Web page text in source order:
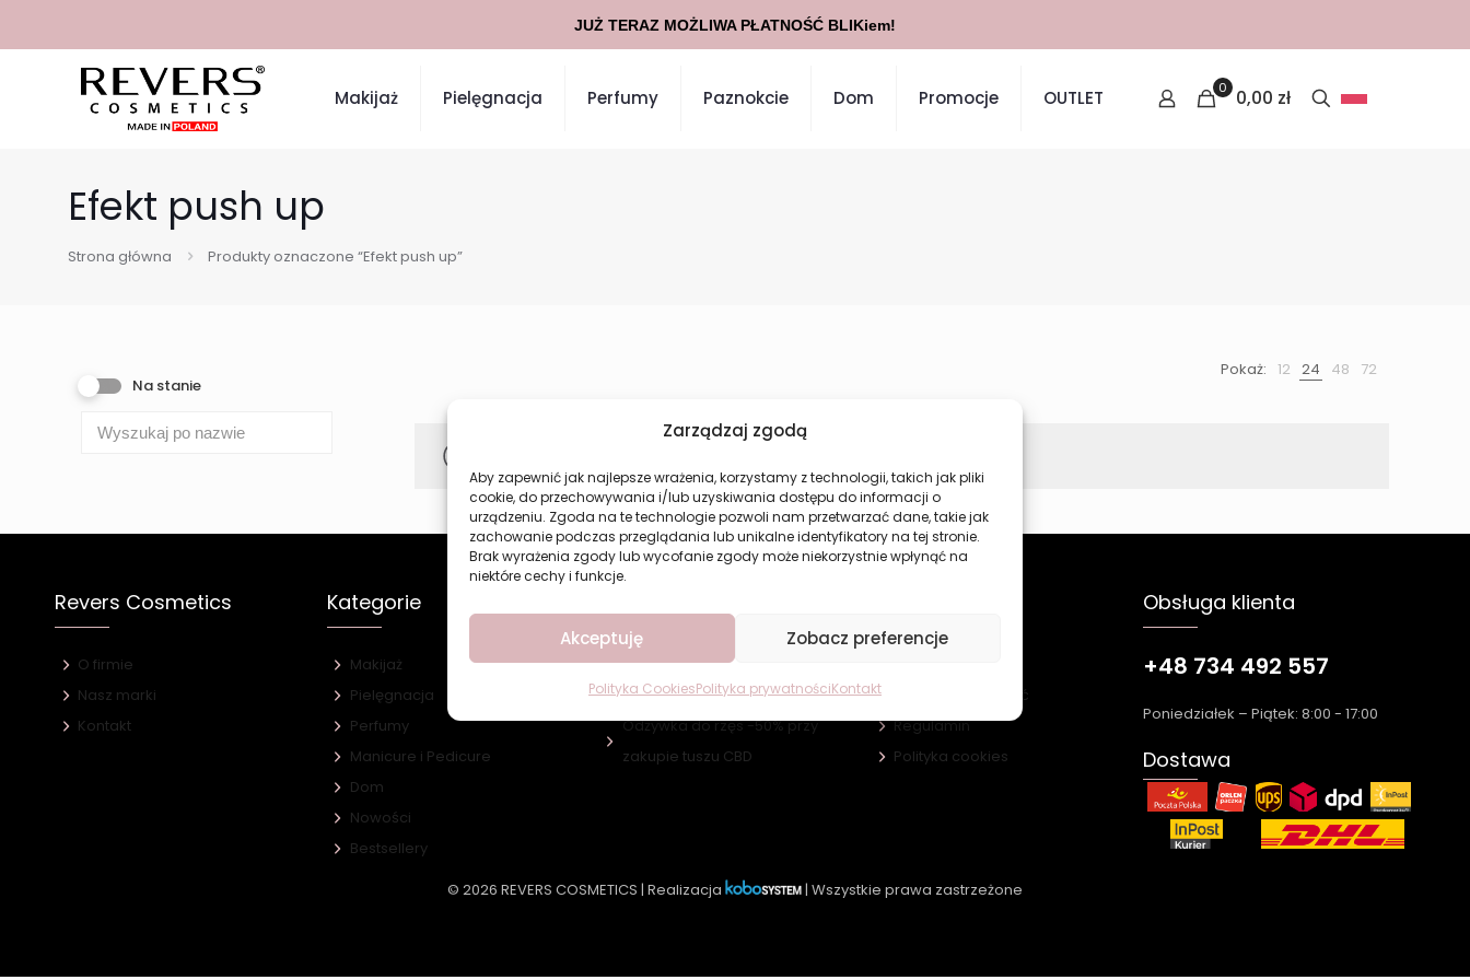
Zarządzaj zgodą
Aby zapewnić jak najlepsze wrażenia, korzystamy z technologii, takich jak pliki
cookie, do przechowywania i/lub uzyskiwania dostępu do informacji o
urządzeniu. Zgoda na te technologie pozwoli nam przetwarzać dane, takie jak
zachowanie podczas przeglądania lub unikalne identyfikatory na tej stronie.
Brak wyrażenia zgody lub wycofanie zgody może niekorzystnie wpłynąć na
niektóre cechy i funkcje.
Akceptuję Zobacz preferencje
Polityka CookiesPolityka prywatnościKontakt
Makijaż Pielęgnacja Perfumy Paznokcie Dom Promocje OUTLET 0 0,00 zł
Efekt push up
Strona główna Produkty oznaczone “Efekt push up”
Na stanie
Pokaż: 12 24 48 72
Revers Cosmetics
O firmie
Nasz marki
Kontakt
Kategorie
Makijaż
Pielęgnacja
Perfumy
Manicure i Pedicure
Dom
Nowości
Bestsellery
Gratis za Facebook
Gratis do zamówienia
Odżywka do rzęs -50% przy
zakupie tuszu CBD
Dostawa i płatność
Regulamin
Polityka cookies
Obsługa klienta
+48 734 492 557
Poniedziałek – Piątek: 8:00 - 17:00
Dostawa
© 2026 REVERS COSMETICS | Realizacja | Wszystkie prawa zastrzeżone
JUŻ TERAZ MOŻLIWA PŁATNOŚĆ BLIKiem!